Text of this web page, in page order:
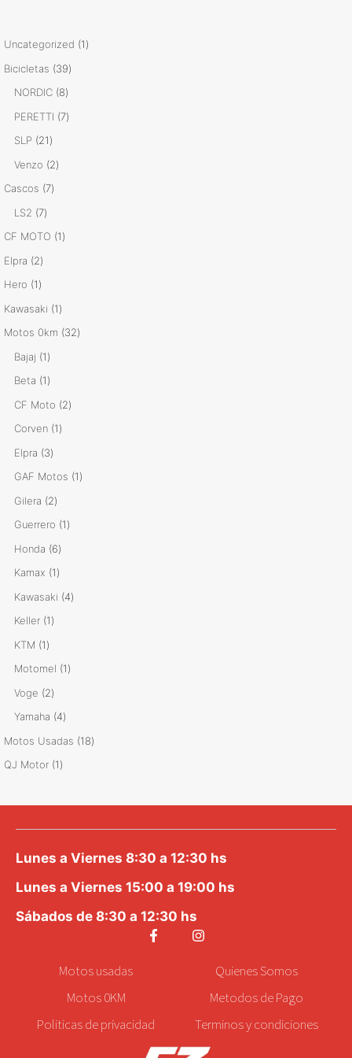
Uncategorized 11
Bicicletas 3939
NORDIC 88
productos
PERETTI 77
SLP 2121
productos
Venzo 22
Cascos 77
LS2 77
productos
CF MOTO 11
Elpra 22
productos
Hero 11
producto
Kawasaki 11
producto
Motos 0km 3232
Bajaj 11
producto
Beta 11
producto
CF Moto 22
Corven 11
Elpra 33
productos
GAF Motos 11
Gilera 22
productos
Guerrero 11
Honda 66
productos
Kamax 11
producto
Kawasaki 44
Keller 11
KTM 11
producto
Motomel 11
Voge 22
productos
Yamaha 44
productos
Motos Usadas 1818
QJ Motor 11
Lunes a Viernes 8:30 a 12:30 hs
Lunes a Viernes 15:00 a 19:00 hs
Sábados de 8:30 a 12:30 hs
Motosusadas
Motos 0KM
Politicas de privacidad
Quienes Somos
Metodos de Pago
Terminos y condiciones